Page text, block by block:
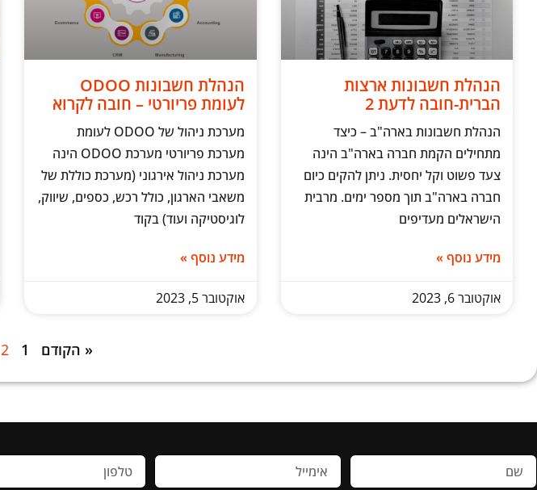
הנהלת חשבונות ארצות
הברית-חובה לדעת 2
הנהלת חשבונות בארה"ב – כיצד
מתחילים הקמת חברה בארה"ב הינה
צעד פשוט וקל יחסית. ניתן להקים כיום
חברה בארה"ב תוך מספר ימים. מרבית
הישראלים מעדיפים
מידע נוסף »
אוקטובר 6, 2023
הנהלת חשבונות ODOO
לעומת פריורטי – חובה לקרוא
מערכת ניהול של ODOO לעומת
מערכת פריורטי מערכת ODOO הינה
מערכת ניהול אירגוני (מערכת כוללת של
משאבי הארגון, כולל רכש, כספים, שיווק,
לוגיסטיקה ועוד) בקוד
מידע נוסף »
אוקטובר 5, 2023
« הקודם 1
2